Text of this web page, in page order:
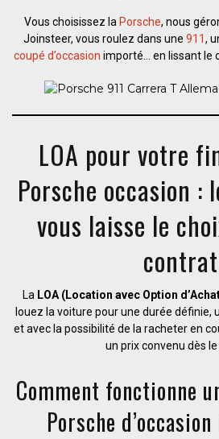
Vous choisissez la Porsche, nous
Joinsteer, vous roulez dans une 911,
coupé d’occasion importé… en lissant le
LOA pour votre
Porsche occasion :
vous laisse le
contrat
La LOA (Location avec Option
louez la voiture pour une durée
et avec la possibilité de la racheter en
un prix convenu dès le
Comment fonctionne
Porsche